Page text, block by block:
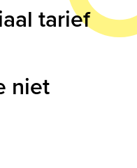
tarief
niet